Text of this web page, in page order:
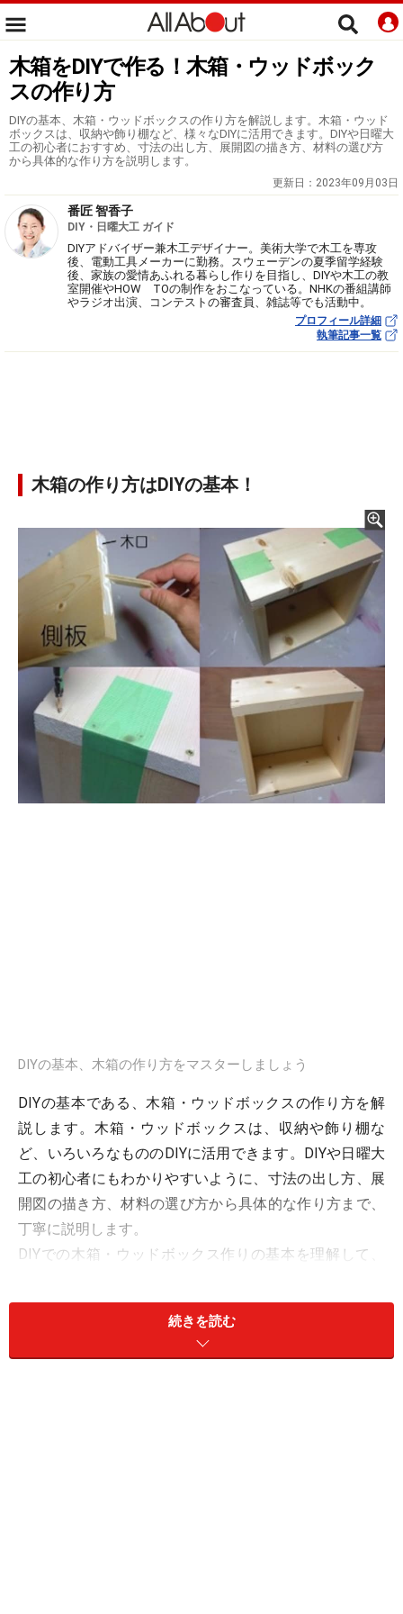
木箱をDIYで作る！木箱・ウッドボック
スの作り方
DIYの基本、木箱・ウッドボックスの作り方を解説します。木箱・ウッド
ボックスは、収納や飾り棚など、様々なDIYに活用できます。DIYや日曜大
工の初心者におすすめ、寸法の出し方、展開図の描き方、材料の選び方
から具体的な作り方を説明します。
更新日： 2023年09月03日
番匠 智香子
DIY・日曜大工 ガイド
DIYアドバイザー兼木工デザイナー。美術大学で木工を専攻
後、電動工具メーカーに勤務。スウェーデンの夏季留学経験
後、家族の愛情あふれる暮らし作りを目指し、DIYや木工の教
室開催やHOW TOの制作をおこなっている。NHKの番組講師
やラジオ出演、コンテストの審査員、雑誌等でも活動中。
プロフィール詳細
執筆記事一覧
木箱の作り方はDIYの基本！
DIYの基本、木箱の作り方をマスターしましょう
DIYの基本である、木箱・ウッドボックスの作り方を解
説します。木箱・ウッドボックスは、収納や飾り棚な
ど、いろいろなもののDIYに活用できます。DIYや日曜大
工の初心者にもわかりやすいように、寸法の出し方、展
開図の描き方、材料の選び方から具体的な作り方まで、
丁寧に説明します。
DIYでの木箱・ウッドボックス作りの基本を理解して、
ょう。
続きを読む